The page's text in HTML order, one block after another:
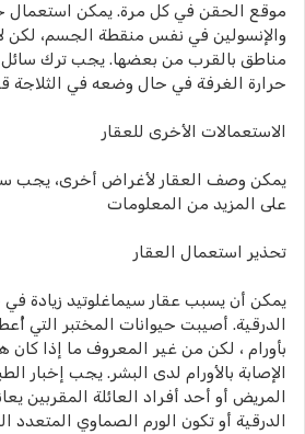
موقع الحقن في كل مرة. يمكن استعمال
والإنسولين في نفس منقطة الجسم،
مناطق بالقرب من بعضها. يجب ترك
حرارة الغرفة في حال وضعه في الثلاجة
الاستعمالات الأخرى للعقار
يمكن وصف العقار لأغراض أخرى، يجب
على المزيد من المعلومات
تحذير استعمال العقار
يمكن أن يسبب عقار سيماغلوتيد زيادة في
الدرقية. أصيبت حيوانات المختبر التي
بأورام ، لكن من غير المعروف ما إذا كان
الإصابة بالأورام لدى البشر. يجب إخبار
المريض أو أحد أفراد العائلة المقربين